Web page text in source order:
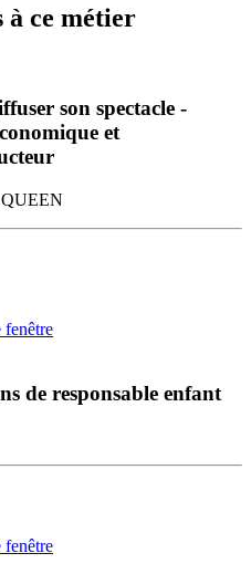
à ce métier
son spectacle -
et
fenêtre
de responsable enfant
fenêtre